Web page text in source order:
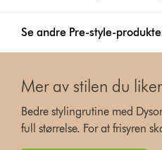
Se andre Pre-style-
Mer av stilen du liker
Bedre stylingrutine med
full størrelse. For at frisyren